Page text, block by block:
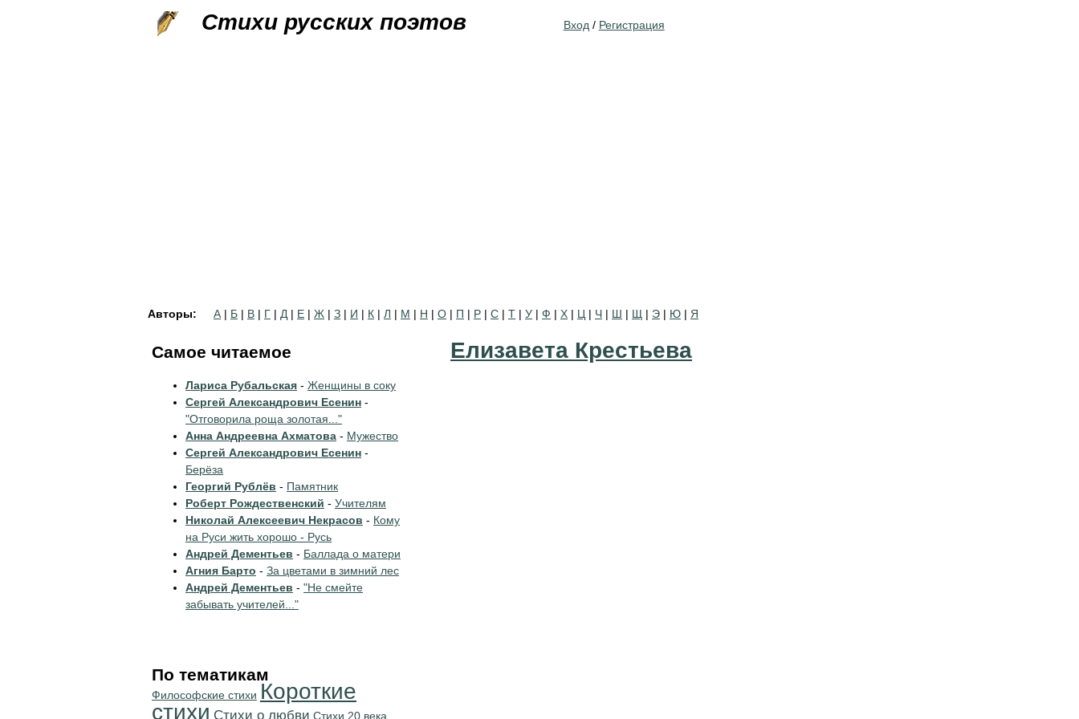
Стихи русских поэтов Вход / Регистрация
Авторы: А | Б | В | Г | Д | Е | Ж | З | И | К | Л | М | Н | О | П | Р | С | Т | У | Ф | Х | Ц | Ч | Ш | Щ | Э | Ю | Я
Елизавета Крестьева
Самое читаемое
Лариса Рубальская - Женщины в соку
Сергей Александрович Есенин -
"Отговорила роща золотая..."
Анна Андреевна Ахматова - Мужество
Сергей Александрович Есенин -
Берёза
Георгий Рублёв - Памятник
Роберт Рождественский - Учителям
Николай Алексеевич Некрасов - Кому
на Руси жить хорошо - Русь
Андрей Дементьев - Баллада о матери
Агния Барто - За цветами в зимний лес
Андрей Дементьев - "Не смейте
забывать учителей..."
По тематикам
Философские стихи Короткие
стихи Стихи о любви Стихи 20 века